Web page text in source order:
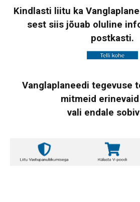
Kindlasti liitu ka
sest siis jõuab oluline
postkasti.
Vanglaplaneedi tegevuse
mitmeid
vali endale